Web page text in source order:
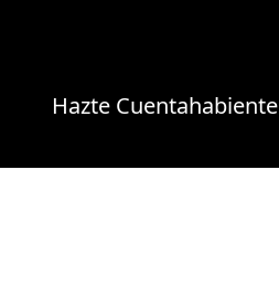
Hazte Cuentahabiente